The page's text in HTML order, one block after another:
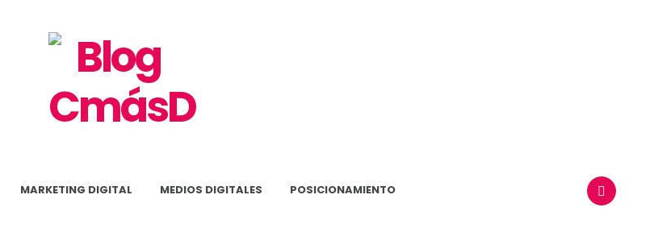
CmásD
MARKETING DIGITAL MEDIOS DIGITALES
POSICIONAMIENTO